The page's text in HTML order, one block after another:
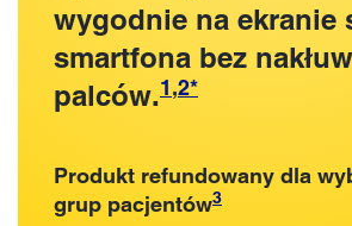
wygodnie na ekranie
smartfona bez
palców.1,2*
Produkt refundowany dla
grup pacjentów3